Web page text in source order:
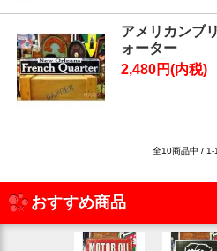
アメリカンブ
ォーター
2,480円(内税)
全10商品中 / 1-
おすすめ商品